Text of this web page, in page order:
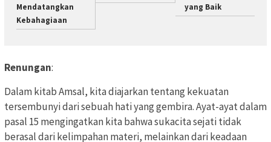
Mendatangkan
Kebahagiaan
yang Baik
Renungan:
Dalam kitab Amsal, kita diajarkan tentang kekuatan
tersembunyi dari sebuah hati yang gembira. Ayat-ayat dalam
pasal 15 mengingatkan kita bahwa sukacita sejati tidak
berasal dari kelimpahan materi, melainkan dari keadaan